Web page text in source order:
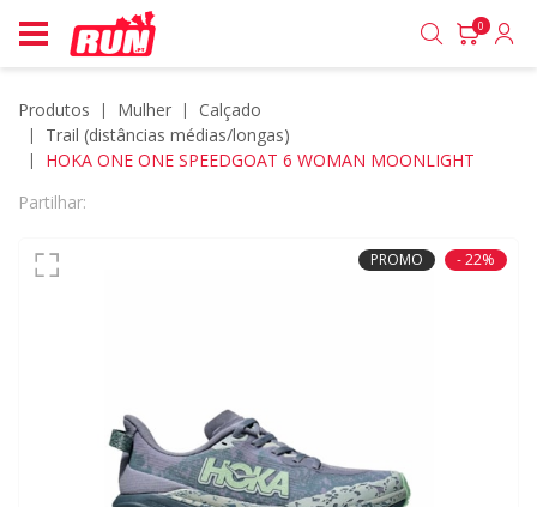
0
Produtos mulher
calçado
trail (distâncias médias/longas)
HOKA ONE ONE SPEEDGOAT 6 WOMAN MOONLIGHT
Partilhar:
PROMO - 22%